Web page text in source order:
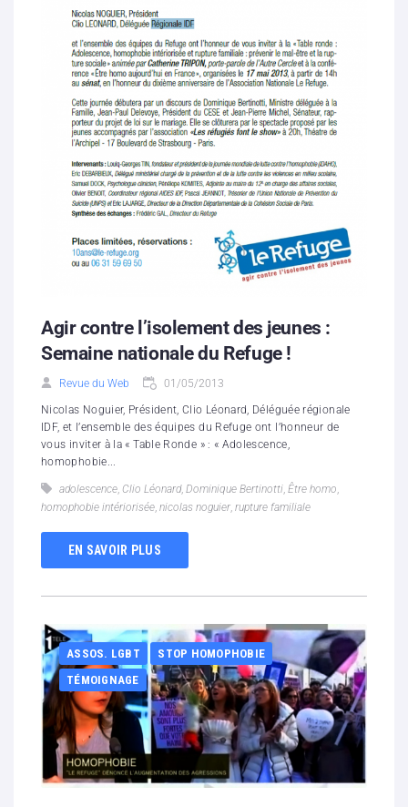
Hébergement solidaire
Agir contre l’isolement des jeunes :
Semaine nationale du Refuge !
Revue du Web 01/05/2013
Nicolas Noguier, Président, Clio Léonard, Déléguée régionale
IDF, et l’ensemble des équipes du Refuge ont l’honneur de
vous inviter à la « Table Ronde » : « Adolescence,
homophobie...
adolescence, Clio Léonard, Dominique Bertinotti, Être homo,
homophobie intériorisée, nicolas noguier, rupture familiale
EN SAVOIR PLUS
ASSOS. LGBT
STOP HOMOPHOBIE
TÉMOIGNAGE